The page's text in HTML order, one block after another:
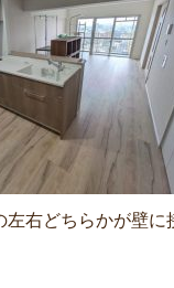
左右どちらかが壁に